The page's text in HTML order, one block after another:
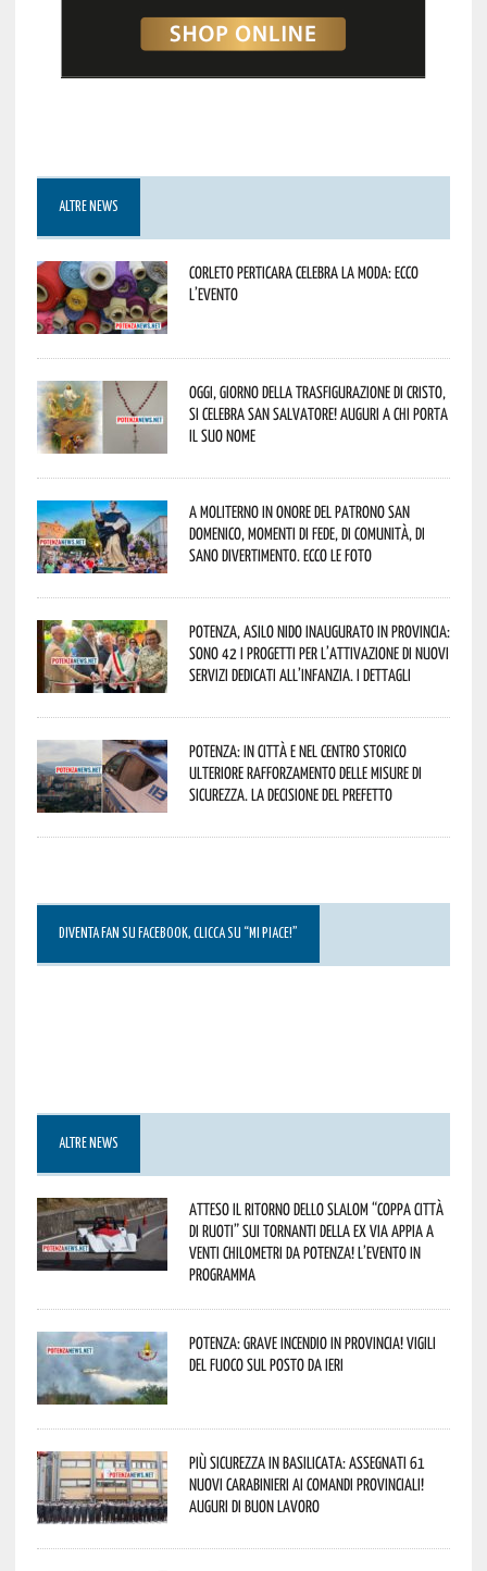
ALTRE NEWS
Corleto Perticara celebra la moda: ecco
l’evento
Oggi, giorno della Trasfigurazione di Cristo,
si celebra San Salvatore! Auguri a chi porta
il suo nome
A Moliterno in onore del Patrono San
Domenico, momenti di fede, di comunità, di
sano divertimento. Ecco le foto
Potenza, asilo nido inaugurato in provincia:
sono 42 i progetti per l’attivazione di nuovi
servizi dedicati all’infanzia. I dettagli
Potenza: in città e nel centro storico
ulteriore rafforzamento delle misure di
sicurezza. La decisione del Prefetto
DIVENTA FAN SU FACEBOOK, CLICCA SU “MI PIACE!”
ALTRE NEWS
Atteso il ritorno dello slalom “Coppa Città
di Ruoti” sui tornanti della ex via Appia a
venti chilometri da Potenza! L’evento in
programma
Potenza: grave incendio in Provincia! Vigili
del fuoco sul posto da ieri
Più sicurezza in Basilicata: assegnati 61
nuovi Carabinieri ai Comandi provinciali!
Auguri di buon lavoro